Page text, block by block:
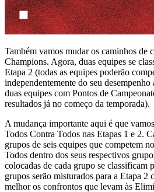
Também vamos mudar os caminhos de
Champions. Agora, duas equipes se
Etapa 2 (todas as equipes poderão
independentemente do seu
duas equipes com Pontos de
resultados já no começo da temporada).
A mudança importante aqui é que
Todos Contra Todos nas Etapas 1 e 2.
grupos de seis equipes que competem
Todos dentro dos seus respectivos
colocadas de cada grupo se classificam
grupos serão misturados para a Etapa
melhor os confrontos que levam às